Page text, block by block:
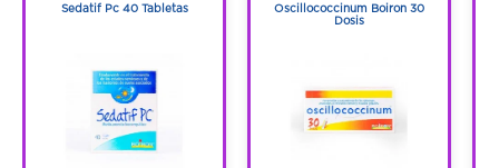
Sedatif Pc 40 Tabletas
Oscillococcinum Boiron 30
Dosis